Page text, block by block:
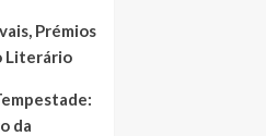
Prémios
Literário
da